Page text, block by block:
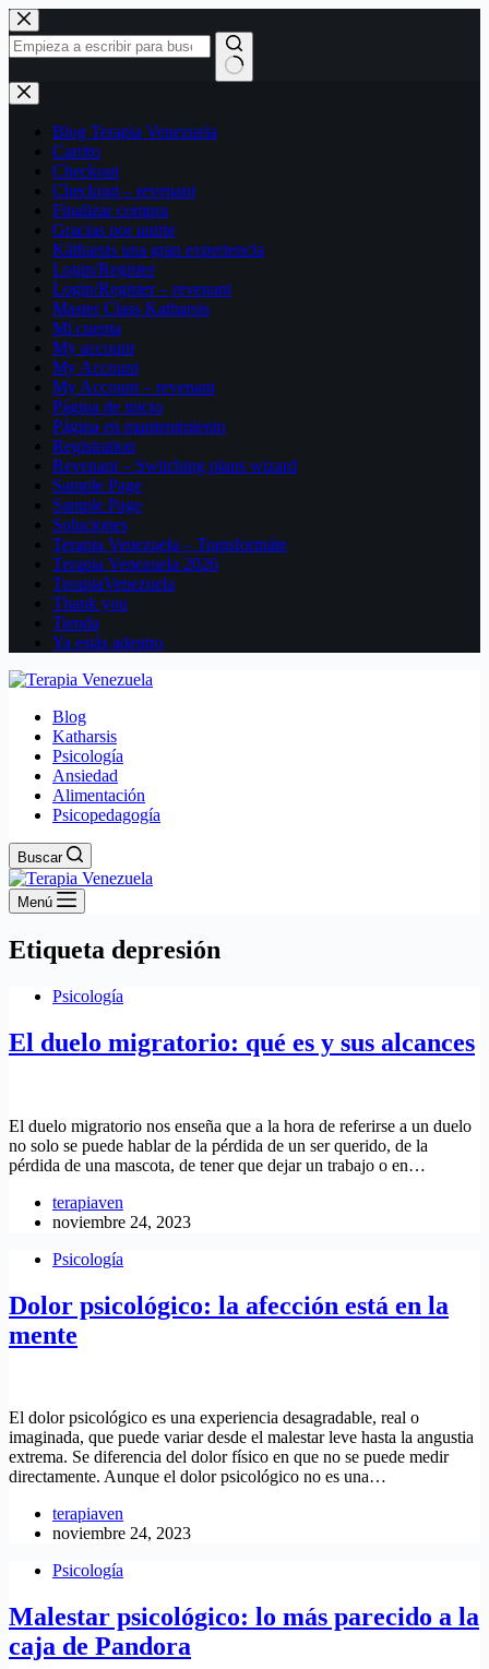
Saltar
al
contenido
Sin
resultados
Blog Terapia Venezuela
Carrito
Checkout
Checkout – revenant
Finalizar compra
Gracias por unirte
Kátharsis una gran experiencia
Login/Register
Login/Register – revenant
Master Class Katharsis
Mi cuenta
My account
My Account
My Account – revenant
Página de inicio
Página en mantenimiento
Registration
Revenant – Switching plans wizard
Sample Page
Sample Page
Soluciones
Terapia Venezuela – Transformáte
Terapia Venezuela 2026
TerapiaVenezuela
Thank you
Tienda
Ya estás adentro
Blog
Katharsis
Psicología
Ansiedad
Alimentación
Psicopedagogía
Buscar
Menú
Etiqueta depresión
Psicología
El duelo migratorio: qué es y sus alcances
El duelo migratorio nos enseña que a la hora de referirse a un duelo
no solo se puede hablar de la pérdida de un ser querido, de la
pérdida de una mascota, de tener que dejar un trabajo o en…
terapiaven
noviembre 24, 2023
Psicología
Dolor psicológico: la afección está en la
mente
El dolor psicológico es una experiencia desagradable, real o
imaginada, que puede variar desde el malestar leve hasta la angustia
extrema. Se diferencia del dolor físico en que no se puede medir
directamente. Aunque el dolor psicológico no es una…
terapiaven
noviembre 24, 2023
Psicología
Malestar psicológico: lo más parecido a la
caja de Pandora